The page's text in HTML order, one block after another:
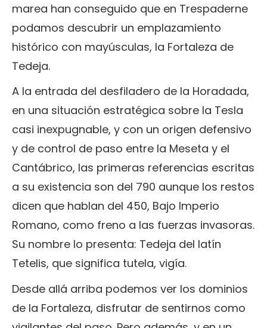
marea han conseguido que en Trespaderne
podamos descubrir un emplazamiento
histórico con mayúsculas, la Fortaleza de
Tedeja.
A la entrada del desfiladero de la Horadada,
en una situación estratégica sobre la Tesla
casi inexpugnable, y con un origen defensivo
y de control de paso entre la Meseta y el
Cantábrico, las primeras referencias escritas
a su existencia son del 790 aunque los restos
dicen que hablan del 450, Bajo Imperio
Romano, como freno a las fuerzas invasoras.
Su nombre lo presenta: Tedeja del latín
Tetelis, que significa tutela, vigía.
Desde allá arriba podemos ver los dominios
de la Fortaleza, disfrutar de sentirnos como